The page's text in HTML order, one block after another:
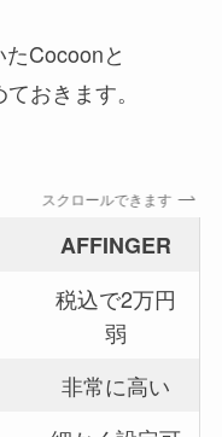
Cocoonと
おきます。
スクロールできます
AFFINGER
税込で2万円
弱
非常に高い